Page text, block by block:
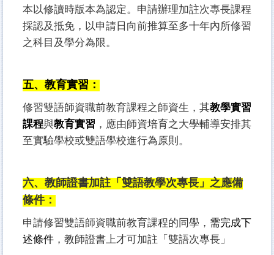
本以修讀時版本為認定。申請辦理加註次專長課程
採認及抵免，以申請日向前推算至多十年內所修習
之科目及學分為限。
五、教育實習：
修習雙語師資職前教育課程之師資生，其教學實習
課程與教育實習 ，應由師資培育之大學輔導安排其
至實驗學校或雙語學校進行為原則。
六、 教師證書加註「雙語教學次專長」之應備
條件：
申請修習雙語師資職前教育課程的同學， 需完成下
述條件 ，教師證書上才可加註「雙語次專長」